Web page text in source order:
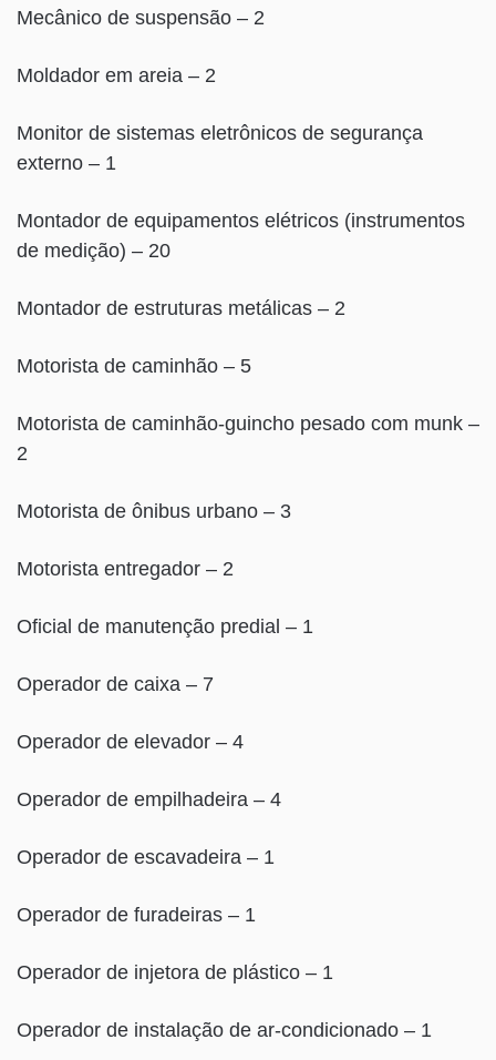
Mecânico de suspensão – 2
Moldador em areia – 2
Monitor de sistemas eletrônicos de segurança
externo – 1
Montador de equipamentos elétricos (instrumentos
de medição) – 20
Montador de estruturas metálicas – 2
Motorista de caminhão – 5
Motorista de caminhão-guincho pesado com munk –
2
Motorista de ônibus urbano – 3
Motorista entregador – 2
Oficial de manutenção predial – 1
Operador de caixa – 7
Operador de elevador – 4
Operador de empilhadeira – 4
Operador de escavadeira – 1
Operador de furadeiras – 1
Operador de injetora de plástico – 1
Operador de instalação de ar-condicionado – 1